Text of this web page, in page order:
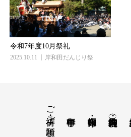
令和7年度10月祭礼
2025.10.11 岸和田だんじり祭
ご祈祷・ご祈願